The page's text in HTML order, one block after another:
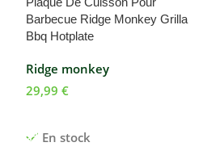
Barbecue Ridge Monkey Grilla
Bbq Hotplate
Ridge monkey
En stock
29,99 €